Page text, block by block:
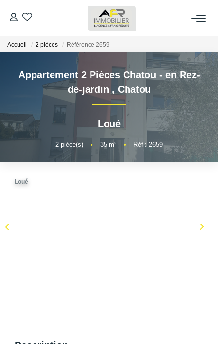
ACHETER
LOUER
ESTIMER
FAIRE GÉRER
NOS AGENCES
Accueil 2 pièces Référence 2659
Appartement 2 Pièces Chatou - en Rez-
de-jardin , Chatou
Loué
2 pièce(s) • 35 m² • Réf : 2659
Loué